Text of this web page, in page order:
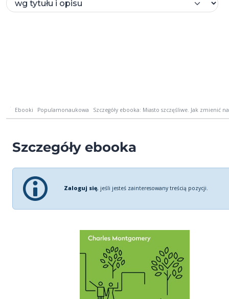
Ebooki Popularnonaukowa Szczegóły ebooka: Miasto szczęśliwe. Jak zmienić
Szczegóły ebooka
Zaloguj się, jeśli jesteś zainteresowany treścią pozycji.